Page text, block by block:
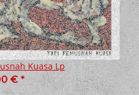
Kuasa Lp
€ *